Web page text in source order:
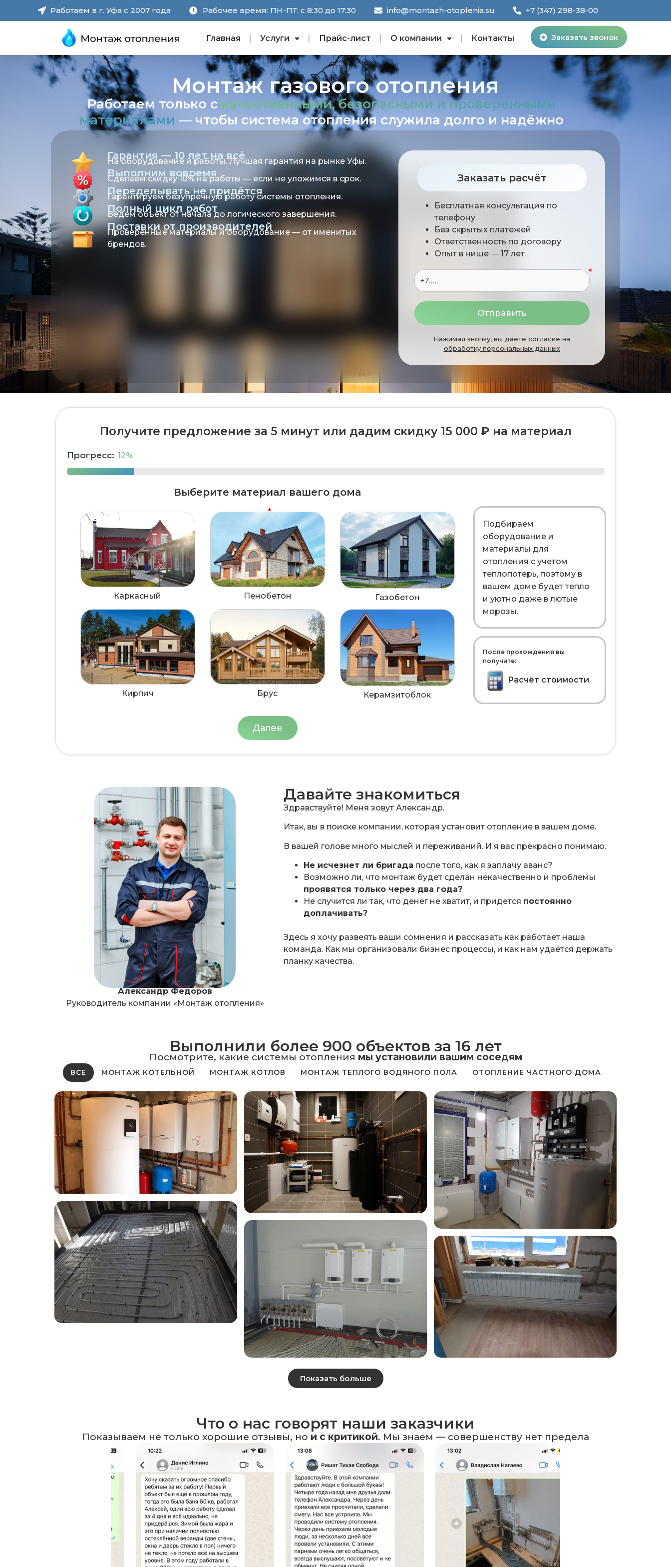
Работаем в г. Уфа с 2007 года Рабочее время: ПН-ПТ: с 8:30 до 17:30 info@montazh-otoplenia.su +7 (347) 298-38-00
Главная Услуги Прайс-лист О компании Контакты Заказать звонок
Монтаж газового отопления
Работаем только с качественными, безопасными и проверенными
материалами — чтобы система отопления служила долго и надёжно
Гарантия — 10 лет на всё
На оборудование и работы. Лучшая гарантия на рынке Уфы.
Выполним вовремя
Сделаем скидку 10% на работы — если не уложимся в срок.
Переделывать не придётся
Гарантируем безупречную работу системы отопления.
Полный цикл работ
Ведём объект от начала до логического завершения.
Поставки от производителей
Проверенные материалы и оборудование — от именитых
брендов.
Заказать расчёт
Бесплатная консультация по
телефону
Без скрытых платежей
Ответственность по договору
Опыт в нише —17 лет
Отправить
Нажимая кнопку, вы даете согласие на
обработку персональных данных
Получите предложение за 5 минут или дадим скидку 15 000 ₽ на материал
Прогресс: 12%
Выберите материал вашего дома
Каркасный Пенобетон Газобетон
Кирпич Брус Керамзитоблок
Далее
Подбираем
оборудование и
материалы для
отопления с учетом
теплопотерь, поэтому в
вашем доме будет тепло
и уютно даже в лютые
морозы.
После прохождения вы
получите:
Расчёт стоимости
Александр Федоров
Руководитель компании «Монтаж отопления»
Давайте знакомиться
Здравствуйте! Меня зовут Александр.
Итак, вы в поиске компании, которая установит отопление в вашем доме.
В вашей голове много мыслей и переживаний. И я вас прекрасно понимаю.
Не исчезнет ли бригада после того, как я заплачу аванс?
Возможно ли, что монтаж будет сделан некачественно и проблемы
проявятся только через два года?
Не случится ли так, что денег не хватит, и придется постоянно
доплачивать?
Здесь я хочу развеять ваши сомнения и рассказать как работает наша
команда. Как мы организовали бизнес процессы, и как нам удаётся держать
планку качества.
Выполнили более 900 объектов за 16 лет
Посмотрите, какие системы отопления мы установили вашим соседям
ВСЕ МОНТАЖ КОТЕЛЬНОЙ МОНТАЖ КОТЛОВ МОНТАЖ ТЕПЛОГО ВОДЯНОГО ПОЛА ОТОПЛЕНИЕ ЧАСТНОГО ДОМА
Показать больше
Что о нас говорят наши заказчики
Показываем не только хорошие отзывы, но и с критикой. Мы знаем — совершенству нет предела